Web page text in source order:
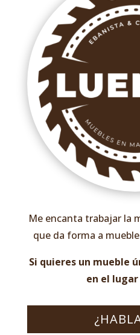
Me encanta trabajar la
que da forma a
Si quieres un mueble
en el